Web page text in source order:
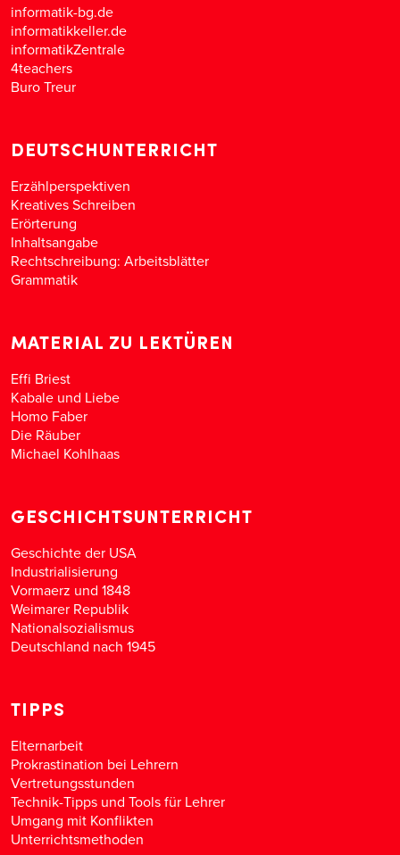
informatik-bg.de
informatikkeller.de
informatikZentrale
4teachers
Buro Treur
DEUTSCHUNTERRICHT
Erzählperspektiven
Kreatives Schreiben
Erörterung
Inhaltsangabe
Rechtschreibung: Arbeitsblätter
Grammatik
MATERIAL ZU LEKTÜREN
Effi Briest
Kabale und Liebe
Homo Faber
Die Räuber
Michael Kohlhaas
GESCHICHTSUNTERRICHT
Geschichte der USA
Industrialisierung
Vormaerz und 1848
Weimarer Republik
Nationalsozialismus
Deutschland nach 1945
TIPPS
Elternarbeit
Prokrastination bei Lehrern
Vertretungsstunden
Technik-Tipps und Tools für Lehrer
Umgang mit Konflikten
Unterrichtsmethoden